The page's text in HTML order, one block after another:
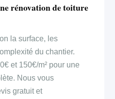
rénovation de toiture
la surface, les
du chantier.
et 150€/m² pour une
Nous vous
gratuit et